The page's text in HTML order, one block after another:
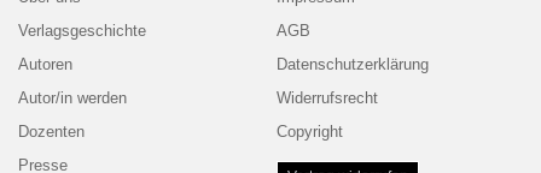
Verlagsgeschichte
Autoren
Autor/in werden
Dozenten
Presse
AGB
Datenschutzerklärung
Widerrufsrecht
Copyright